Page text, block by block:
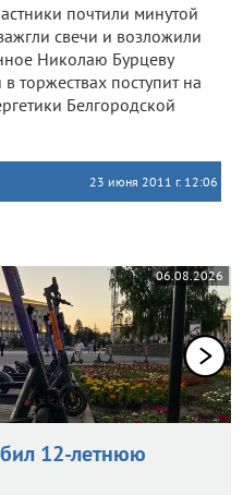
почтили минутой
свечи и возложили
Николаю Бурцеву
торжествах поступит на
Белгородской
23 июня 2011 г. 12:06
06.08.2026
12-летнюю